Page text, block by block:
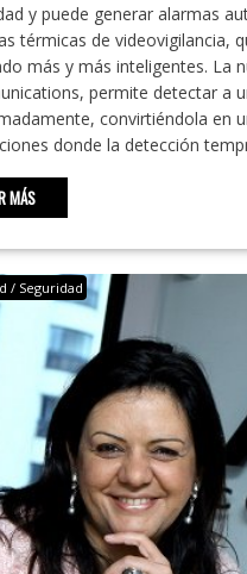
y puede generar alarmas
térmicas de videovigilancia,
más y más inteligentes. La
permite detectar a
convirtiéndola en
donde la detección
MÁS
/ Seguridad